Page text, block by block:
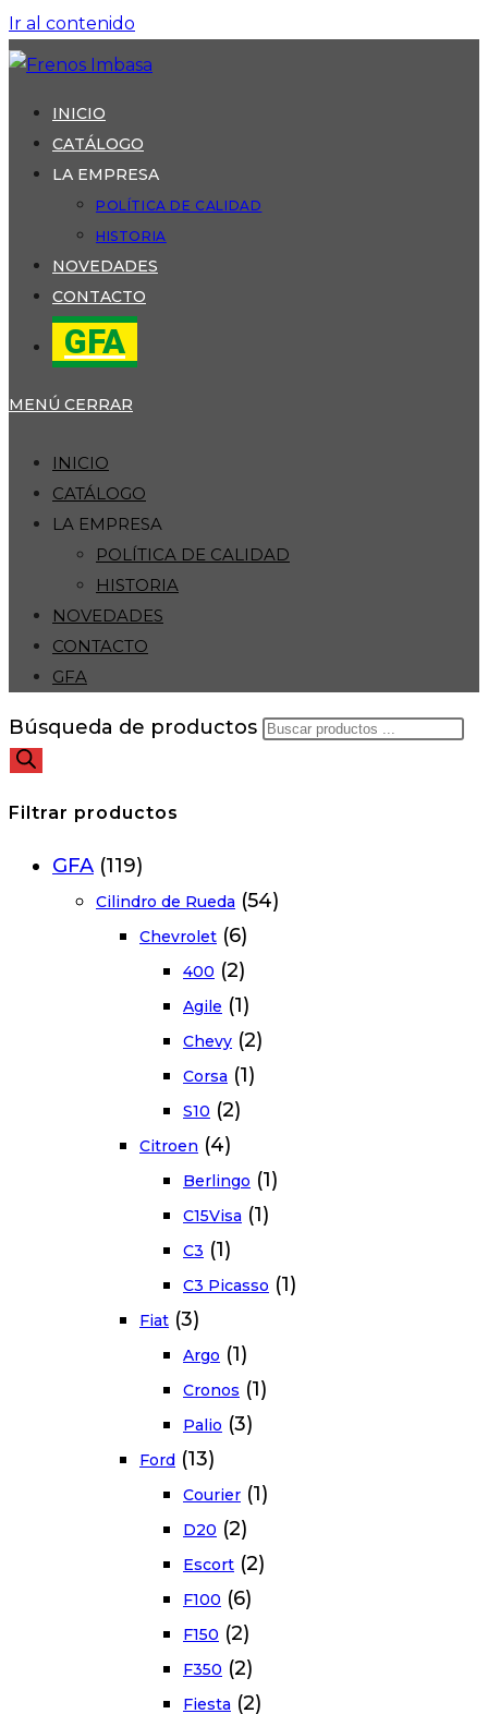
Ir al contenido
INICIO
CATÁLOGO
LA EMPRESA
POLÍTICA DE CALIDAD
HISTORIA
NOVEDADES
CONTACTO
GFA
MENÚ CERRAR
INICIO
CATÁLOGO
LA EMPRESA
POLÍTICA DE CALIDAD
HISTORIA
NOVEDADES
CONTACTO
GFA
Búsqueda de productos
Filtrar productos
GFA (119)
Cilindro de Rueda (54)
Chevrolet (6)
400 (2)
Agile (1)
Chevy (2)
Corsa (1)
S10 (2)
Citroen (4)
Berlingo (1)
C15Visa (1)
C3 (1)
C3 Picasso (1)
Fiat (3)
Argo (1)
Cronos (1)
Palio (3)
Ford (13)
Courier (1)
D20 (2)
Escort (2)
F100 (6)
F150 (2)
F350 (2)
Fiesta (2)